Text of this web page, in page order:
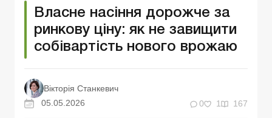
Власне насіння дорожче за
ринкову ціну: як не завищити
собівартість нового врожаю
Вікторія Станкевич
05.05.2026
0 1 167